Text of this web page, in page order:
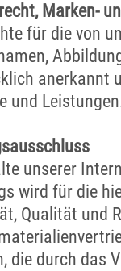
Marken-
für die von
anerkannt
und
unserer
wird für die
Qualität und
die durch das